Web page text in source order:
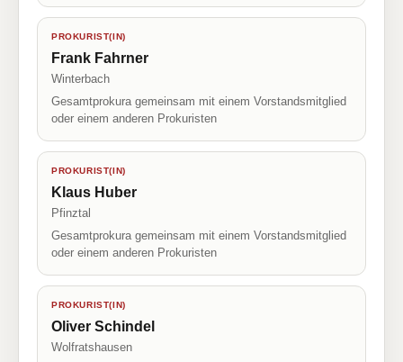
PROKURIST(IN)
Frank Fahrner
Winterbach
Gesamtprokura gemeinsam mit einem Vorstandsmitglied
oder einem anderen Prokuristen
PROKURIST(IN)
Klaus Huber
Pfinztal
Gesamtprokura gemeinsam mit einem Vorstandsmitglied
oder einem anderen Prokuristen
PROKURIST(IN)
Oliver Schindel
Wolfratshausen